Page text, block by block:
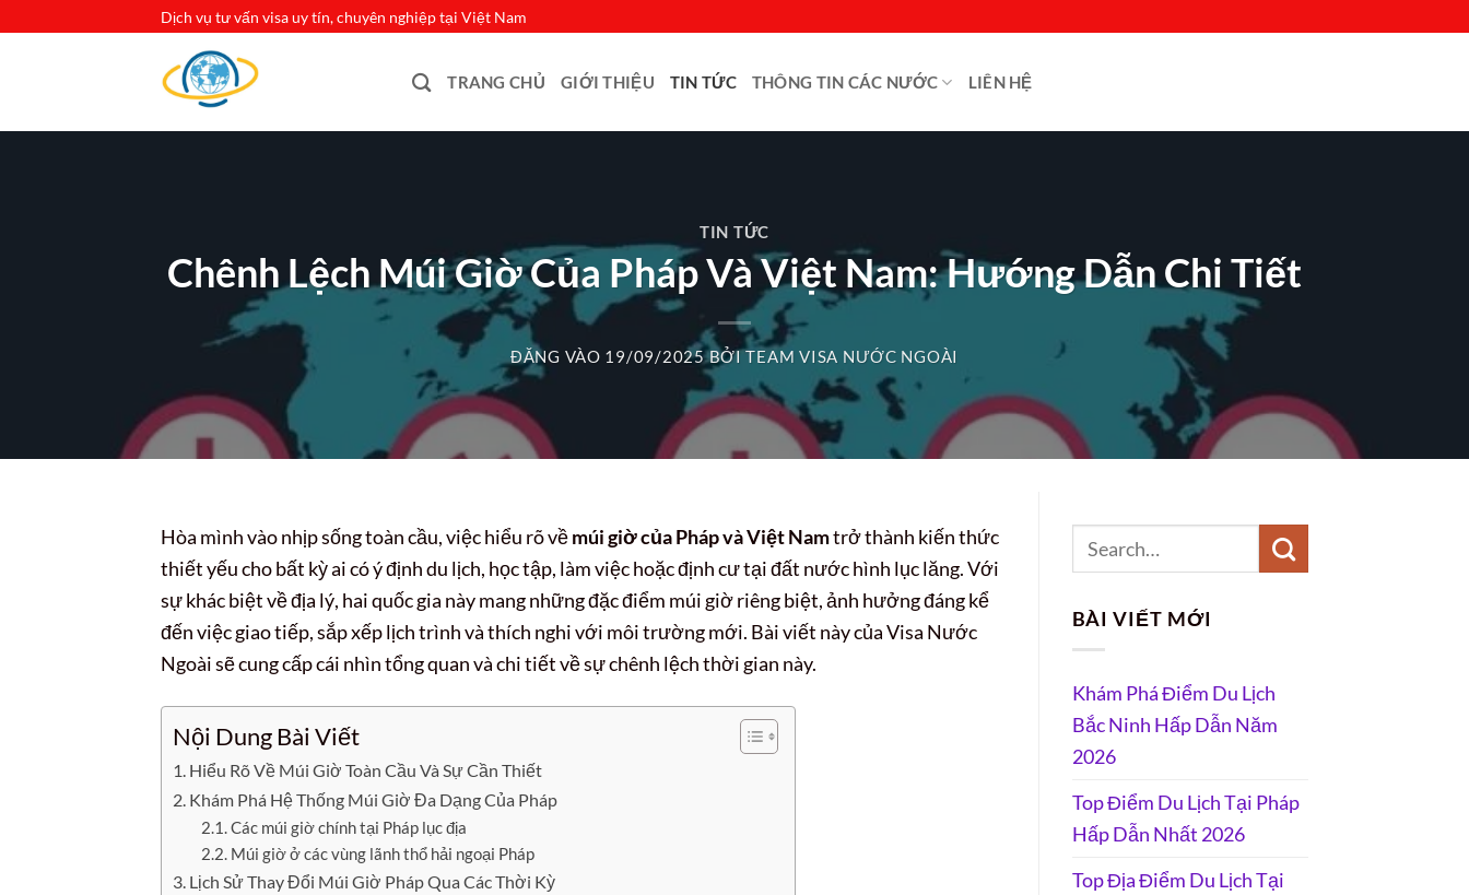
Dịch vụ tư vấn visa uy tín, chuyên nghiệp tại Việt Nam
TRANG CHỦ GIỚI THIỆU TIN TỨC THÔNG TIN CÁC NƯỚC LIÊN HỆ
TIN TỨC
Chênh Lệch Múi Giờ Của Pháp Và Việt Nam: Hướng Dẫn Chi Tiết
ĐĂNG VÀO 19/09/2025 BỞITEAM VISA NƯỚC NGOÀI
Hòa mình vào nhịp sống toàn cầu, việc hiểu rõ vềmúi giờ của Pháp và Việt Namtrở thành kiến thức
thiết yếu cho bất kỳ ai có ý định du lịch, học tập, làm việc hoặc định cư tại đất nước hình lục lăng. Với
sự khác biệt về địa lý, hai quốc gia này mang những đặc điểm múi giờ riêng biệt, ảnh hưởng đáng kể
đến việc giao tiếp, sắp xếp lịch trình và thích nghi với môi trường mới. Bài viết này của Visa Nước
Ngoài sẽ cung cấp cái nhìn tổng quan và chi tiết về sự chênh lệch thời gian này.
Nội Dung Bài Viết
Hiểu Rõ Về Múi Giờ Toàn Cầu Và Sự Cần Thiết
Khám Phá Hệ Thống Múi Giờ Đa Dạng Của Pháp
Các múi giờ chính tại Pháp lục địa
Múi giờ ở các vùng lãnh thổ hải ngoại Pháp
Lịch Sử Thay Đổi Múi Giờ Pháp Qua Các Thời Kỳ
BÀI VIẾT MỚI
Khám Phá Điểm Du Lịch
Bắc Ninh Hấp Dẫn Năm
2026
Top Điểm Du Lịch Tại Pháp
Hấp Dẫn Nhất 2026
Top Địa Điểm Du Lịch Tại